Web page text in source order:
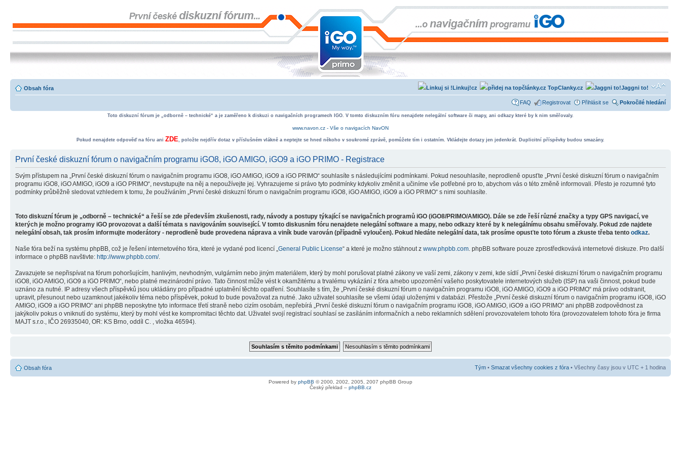
Obsah fóra Jaggni to!
TopClanky.cz
Linkuj!cz
FAQ Registrovat Přihlásit se Pokročilé hledání
Toto diskuzní fórum je „odborně – technické“ a je zaměřeno k diskuzi o navigačních programech IGO. V tomto diskuzním fóru nenajdete nelegální software či mapy, ani odkazy které by k nim směřovaly.
www.navon.cz - Vše o navigacích NavON
Pokud nenajdete odpověď na fóru ani ZDE, položte nejdřív dotaz v příslušném vlákně a neptejte se hned někoho v soukromé zprávě, pomůžete tím i ostatním. Vkládejte dotazy jen jedenkrát. Duplicitní příspěvky budou smazány.
První české diskuzní fórum o navigačním programu iGO8, iGO AMIGO, iGO9 a iGO PRIMO - Registrace
Svým přístupem na „První české diskuzní fórum o navigačním programu iGO8, iGO AMIGO, iGO9 a iGO PRIMO“ souhlasíte s následujícími podmínkami. Pokud nesouhlasíte, neprodleně opusťte „První české diskuzní fórum o navigačním
programu iGO8, iGO AMIGO, iGO9 a iGO PRIMO“, nevstupujte na něj a nepoužívejte jej. Vyhrazujeme si právo tyto podmínky kdykoliv změnit a učiníme vše potřebné pro to, abychom vás o této změně informovali. Přesto je rozumné tyto
podmínky průběžně sledovat vzhledem k tomu, že používáním „První české diskuzní fórum o navigačním programu iGO8, iGO AMIGO, iGO9 a iGO PRIMO“ s nimi souhlasíte.
Toto diskuzní fórum je „odborně – technické“ a řeší se zde především zkušenosti, rady, návody a postupy týkající se navigačních programů iGO (iGO8/PRIMO/AMIGO). Dále se zde řeší různé značky a typy GPS navigací, ve
kterých je možno programy iGO provozovat a další témata s navigováním související. V tomto diskusním fóru nenajdete nelegální software a mapy, nebo odkazy které by k nelegálnímu obsahu směřovaly. Pokud zde najdete
nelegální obsah, tak prosím informujte moderátory - neprodleně bude provedena náprava a viník bude varován (případně vyloučen). Pokud hledáte nelegální data, tak prosíme opusťte toto fórum a zkuste třeba tento odkaz.
Naše fóra beží na systému phpBB, což je řešení internetového fóra, které je vydané pod licencí „General Public License“ a které je možno stáhnout z www.phpbb.com. phpBB software pouze zprostředkovává internetové diskuze. Pro další
informace o phpBB navštivte: http://www.phpbb.com/.
Zavazujete se nepřispívat na fórum pohoršujícím, hanlivým, nevhodným, vulgárním nebo jiným materiálem, který by mohl porušovat platné zákony ve vaší zemi, zákony v zemi, kde sídlí „První české diskuzní fórum o navigačním programu
iGO8, iGO AMIGO, iGO9 a iGO PRIMO“, nebo platné mezinárodní právo. Tato činnost může vést k okamžitému a trvalému vykázání z fóra a/nebo upozornění vašeho poskytovatele internetových služeb (ISP) na vaši činnost, pokud bude
uznáno za nutné. IP adresy všech příspěvků jsou ukládány pro případné uplatnění těchto opatření. Souhlasíte s tím, že „První české diskuzní fórum o navigačním programu iGO8, iGO AMIGO, iGO9 a iGO PRIMO“ má právo odstranit,
upravit, přesunout nebo uzamknout jakékoliv téma nebo příspěvek, pokud to bude považovat za nutné. Jako uživatel souhlasíte se všemi údaji uloženými v databázi. Přestože „První české diskuzní fórum o navigačním programu iGO8, iGO
AMIGO, iGO9 a iGO PRIMO“ ani phpBB neposkytne tyto informace třetí straně nebo cizím osobám, nepřebírá „První české diskuzní fórum o navigačním programu iGO8, iGO AMIGO, iGO9 a iGO PRIMO“ ani phpBB zodpovědnost za
jakýkoliv pokus o vniknutí do systému, který by mohl vést ke kompromitaci těchto dat. Uživatel svojí registrací souhlasí se zasíláním informačních a nebo reklamních sdělení provozovatelem tohoto fóra (provozovatelem tohoto fóra je firma
MAJT s.r.o., IČO 26935040, OR: KS Brno, oddíl C. , vložka 46594).
Obsah fóra Tým • Smazat všechny cookies z fóra • Všechny časy jsou v UTC + 1 hodina
Powered by phpBB © 2000, 2002, 2005, 2007 phpBB Group
Český překlad – phpBB.cz